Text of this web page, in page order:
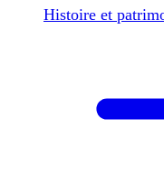
Histoire et